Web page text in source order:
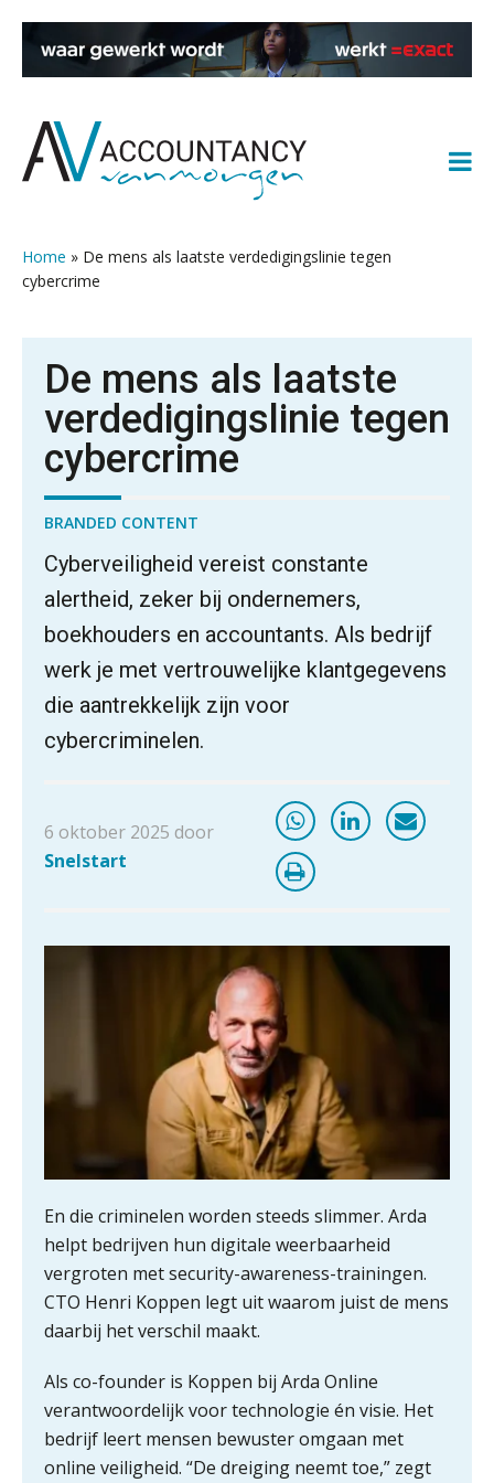
naar
naar
naar
naar
Home » De mens als laatste verdedigingslinie tegen
cybercrime
De mens als laatste
verdedigingslinie tegen
cybercrime
BRANDED CONTENT
Cyberveiligheid vereist constante
alertheid, zeker bij ondernemers,
boekhouders en accountants. Als bedrijf
werk je met vertrouwelijke klantgegevens
die aantrekkelijk zijn voor
cybercriminelen.
6 oktober 2025 door
Snelstart
En die criminelen worden steeds slimmer. Arda
helpt bedrijven hun digitale weerbaarheid
vergroten met security-awareness-trainingen.
CTO Henri Koppen legt uit waarom juist de mens
daarbij het verschil maakt.
Als co-founder is Koppen bij Arda Online
verantwoordelijk voor technologie én visie. Het
bedrijf leert mensen bewuster omgaan met
online veiligheid. “De dreiging neemt toe,” zegt